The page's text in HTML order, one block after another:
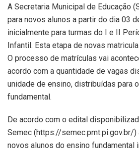
A Secretaria Municipal de Educação
para novos alunos a partir do dia 03
inicialmente para turmas do I e II
Infantil. Esta etapa de novas
O processo de matrículas vai
acordo com a quantidade de vagas
unidade de ensino, distribuídas para
fundamental.
De acordo com o edital
Semec (https://semec.pmt.pi.gov.br/)
novos alunos do ensino fundamental